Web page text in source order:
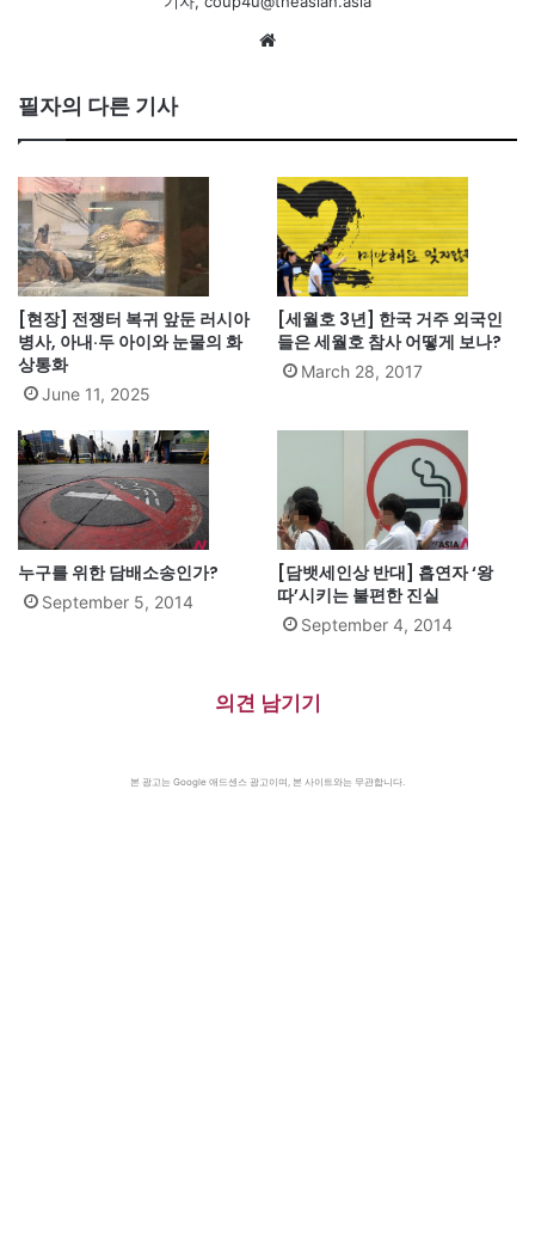
필자의 다른 기사
[현장] 전쟁터 복귀 앞둔 러시아
병사, 아내·두 아이와 눈물의 화
상통화
June 11, 2025
[세월호 3년] 한국 거주 외국인
들은 세월호 참사 어떻게 보나?
March 28, 2017
누구를 위한 담배소송인가?
September 5, 2014
[담뱃세인상 반대] 흡연자 ‘왕
따’시키는 불편한 진실
September 4, 2014
의견 남기기
본 광고는 Google 애드센스 광고이며, 본 사이트와는 무관합니다.